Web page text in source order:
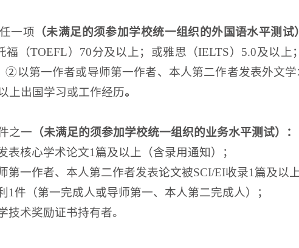
一项 （未满足的须参加学校统一组织的外国语水平测试
福（TOEFL）70分及以上；或雅思（IELTS）5.0及以上
②以第一作者或导师第一作者、本人第二作者发表外文
上出国学习或工作经历。
之一 （未满足的须参加学校统一组织的业务水平测试）：
表核心学术论文1篇及以上（含录用通知）
；
第一作者、本人第二作者发表论文被SCI/EI收录1篇及以
1件 （第一完成人或导师第一、本人第二完成人）；
技术奖励证书持有者。